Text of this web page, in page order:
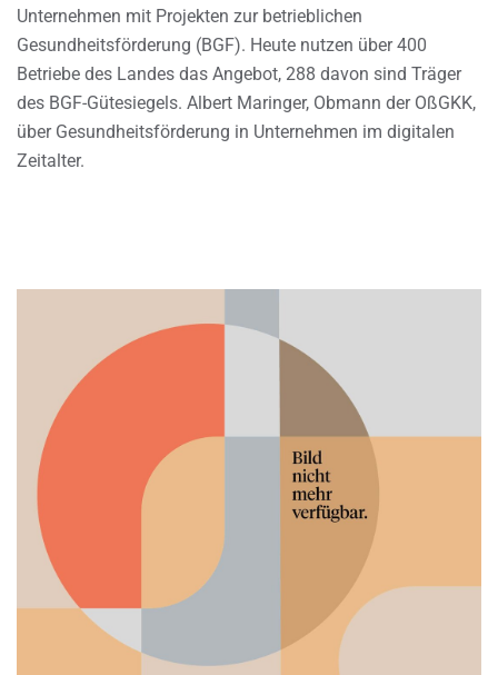
Unternehmen mit Projekten zur betrieblichen
Gesundheitsförderung (BGF). Heute nutzen über 400
Betriebe des Landes das Angebot, 288 davon sind Träger
des BGF-Gütesiegels. Albert Maringer, Obmann der OßGKK,
über Gesundheitsförderung in Unternehmen im digitalen
Zeitalter.